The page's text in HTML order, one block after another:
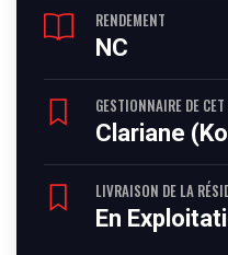
RENDEMENT
NC
GESTIONNAIRE DE
Clariane
LIVRAISON DE LA
En